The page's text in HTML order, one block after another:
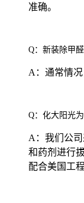
准确。
Q：新装除甲
A：通常情
Q：化大阳光
A：我们公
和药剂进行
配合美国工